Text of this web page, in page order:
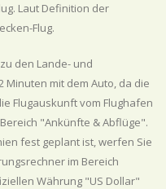
Laut Definition der
Flug.
den Lande- und
mit dem Auto, da die
Flugauskunft vom Flughafen
"Ankünfte & Abflüge".
fest geplant ist, werfen Sie
im Bereich
Währung "US Dollar"